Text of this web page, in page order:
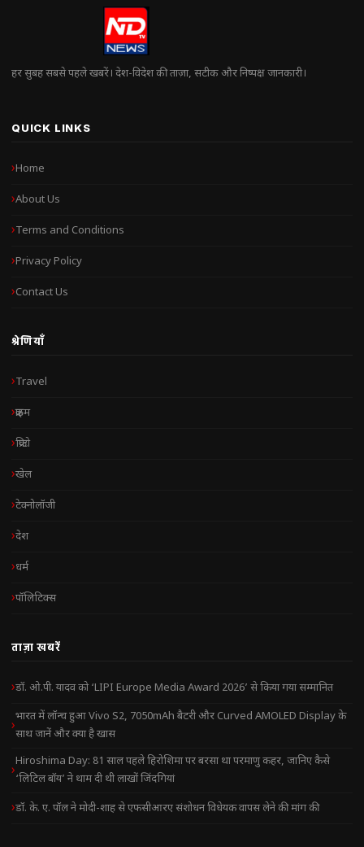
हर सुबह सबसे पहले खबरें। देश-विदेश की ताज़ा, सटीक और निष्पक्ष जानकारी।
QUICK LINKS
Home
About Us
Terms and Conditions
Privacy Policy
Contact Us
श्रेणियाँ
Travel
क्राइम
क्रिप्टो
खेल
टेक्नोलॉजी
देश
धर्म
पॉलिटिक्स
ताज़ा खबरें
डॉ. ओ.पी. यादव को ‘LIPI Europe Media Award 2026’ से किया गया सम्मानित
भारत में लॉन्च हुआ Vivo S2, 7050mAh बैटरी और Curved AMOLED Display के
साथ जानें और क्या है खास
Hiroshima Day: 81 साल पहले हिरोशिमा पर बरसा था परमाणु कहर, जानिए कैसे
‘लिटिल बॉय’ ने थाम दी थी लाखों जिंदगियां
डॉ. के. ए. पॉल ने मोदी-शाह से एफसीआरए संशोधन विधेयक वापस लेने की मांग की